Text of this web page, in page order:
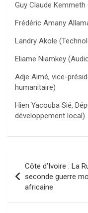
Guy Claude
Frédéric Amany
Landry Akole
Eliame Niamkey
Adje Aimé, vice-
humanitaire)
Hien Yacouba Sié,
développement local)
de
l’article
Côte d’Ivoire : La
seconde guerre
africaine